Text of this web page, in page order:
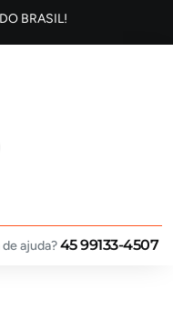
BRASIL!
de ajuda?45 99133-4507